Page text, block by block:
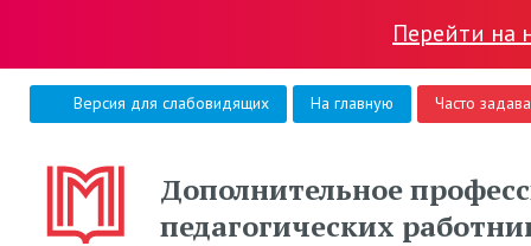
Перейти на
Версия для слабовидящих На главную Часто
Дополнительное
педагогических